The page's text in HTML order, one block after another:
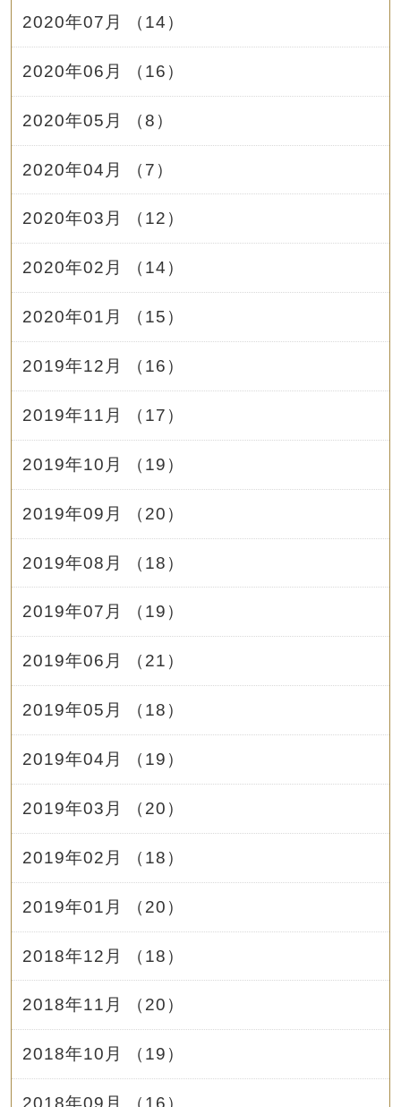
2020年07月 （14）
2020年06月 （16）
2020年05月 （8）
2020年04月 （7）
2020年03月 （12）
2020年02月 （14）
2020年01月 （15）
2019年12月 （16）
2019年11月 （17）
2019年10月 （19）
2019年09月 （20）
2019年08月 （18）
2019年07月 （19）
2019年06月 （21）
2019年05月 （18）
2019年04月 （19）
2019年03月 （20）
2019年02月 （18）
2019年01月 （20）
2018年12月 （18）
2018年11月 （20）
2018年10月 （19）
2018年09月 （16）